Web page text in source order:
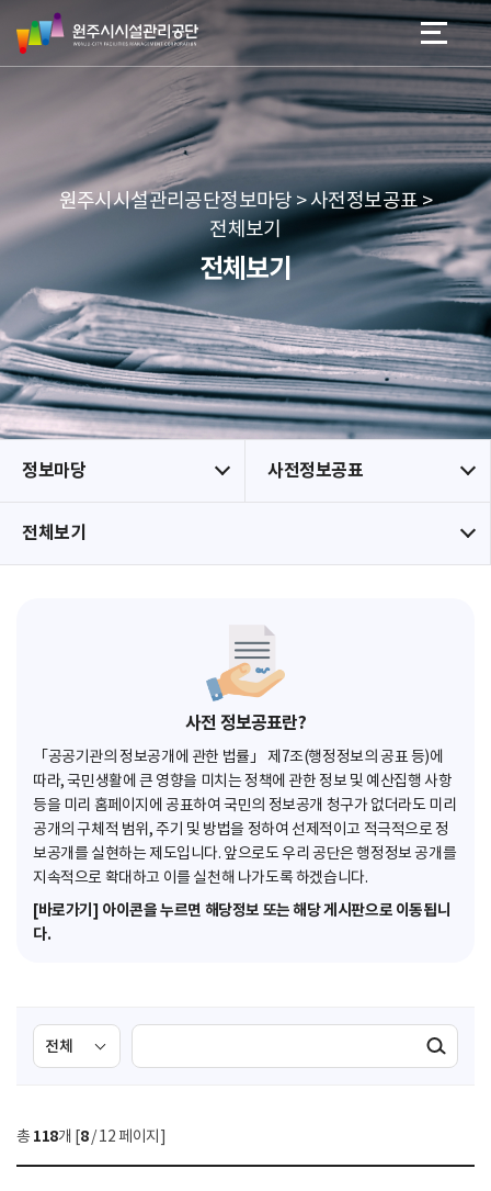
네
본문 바로가기
메뉴 바로가기
원
주
시
리
공
단
원주시시설관리공단정보마당 > 사전정보공표 >
전체보기
전체보기
정보마당 사전정보공표
전체보기
사전 정보공표란?
「공공기관의 정보공개에 관한 법률」 제7조(행정정보의 공표 등)에
따라, 국민생활에 큰 영향을 미치는 정책에 관한 정보 및 예산집행 사항
등을 미리 홈페이지에 공표하여 국민의 정보공개 청구가 없더라도 미리
공개의 구체적 범위, 주기 및 방법을 정하여 선제적이고 적극적으로 정
보공개를 실현하는 제도입니다. 앞으로도 우리 공단은 행정정보 공개를
지속적으로 확대하고 이를 실천해 나가도록 하겠습니다.
[바로가기] 아이콘을 누르면 해당정보 또는 해당 게시판으로 이동됩니
다.
검
색
선
택
색
검색실행
총 118개 [8/ 12 페이지]